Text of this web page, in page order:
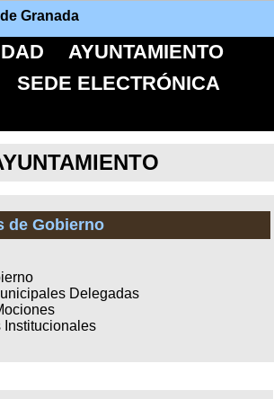
Granada
AYUNTAMIENTO
SEDE ELECTRÓNICA
de Gobierno
Delegadas
Institucionales